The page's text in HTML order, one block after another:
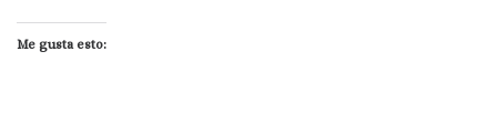
Me gusta esto: